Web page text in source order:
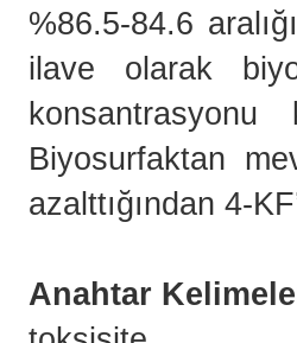
%86.5-84.6
ilave olarak
Biyosurfaktan
azalttığından 4-
Anahtar